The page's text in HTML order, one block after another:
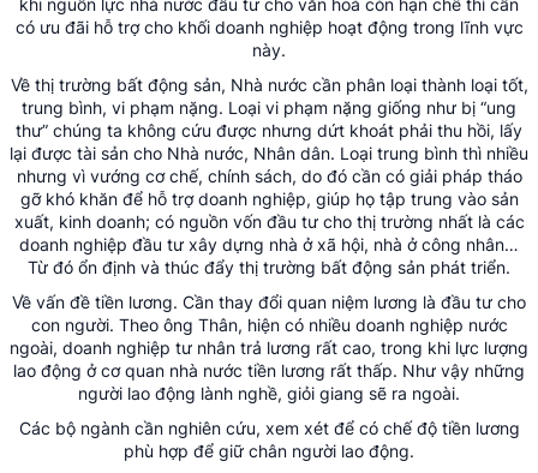
khi nguồn lực nhà nước đầu tư cho văn hoá còn hạn chế thì cần
có ưu đãi hỗ trợ cho khối doanh nghiệp hoạt động trong lĩnh vực
này.
Về thị trường bất động sản, Nhà nước cần phân loại thành loại tốt,
trung bình, vi phạm nặng. Loại vi phạm nặng giống như bị “ung
thư” chúng ta không cứu được nhưng dứt khoát phải thu hồi, lấy
lại được tài sản cho Nhà nước, Nhân dân. Loại trung bình thì nhiều
nhưng vì vướng cơ chế, chính sách, do đó cần có giải pháp tháo
gỡ khó khăn để hỗ trợ doanh nghiệp, giúp họ tập trung vào sản
xuất, kinh doanh; có nguồn vốn đầu tư cho thị trường nhất là các
doanh nghiệp đầu tư xây dựng nhà ở xã hội, nhà ở công nhân…
Từ đó ổn định và thúc đẩy thị trường bất động sản phát triển.
Về vấn đề tiền lương. Cần thay đổi quan niệm lương là đầu tư cho
con người. Theo ông Thân, hiện có nhiều doanh nghiệp nước
ngoài, doanh nghiệp tư nhân trả lương rất cao, trong khi lực lượng
lao động ở cơ quan nhà nước tiền lương rất thấp. Như vậy những
người lao động lành nghề, giỏi giang sẽ ra ngoài.
Các bộ ngành cần nghiên cứu, xem xét để có chế độ tiền lương
phù hợp để giữ chân người lao động.